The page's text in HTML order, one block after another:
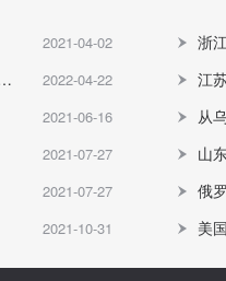
2021-04-02 浙
纺5033（伊朗）采购商名录 2022-04-22 江
2021-06-16 从
2021-07-27 山
2021-07-27 俄
2021-10-31 美